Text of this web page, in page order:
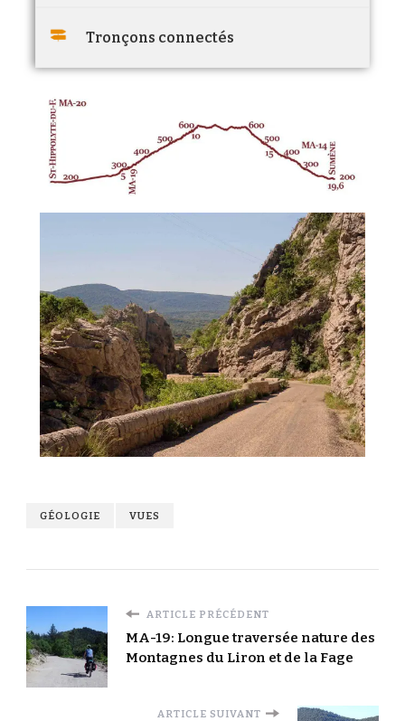
Tronçons connectés
GÉOLOGIE VUES
ARTICLE PRÉCÉDENT
MA-19: Longue traversée nature des
Montagnes du Liron et de la Fage
ARTICLE SUIVANT